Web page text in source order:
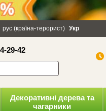
Політика конфіденційності
рус (країна-терорист) Укр
29-42
Декоративні дерева та
чагарники